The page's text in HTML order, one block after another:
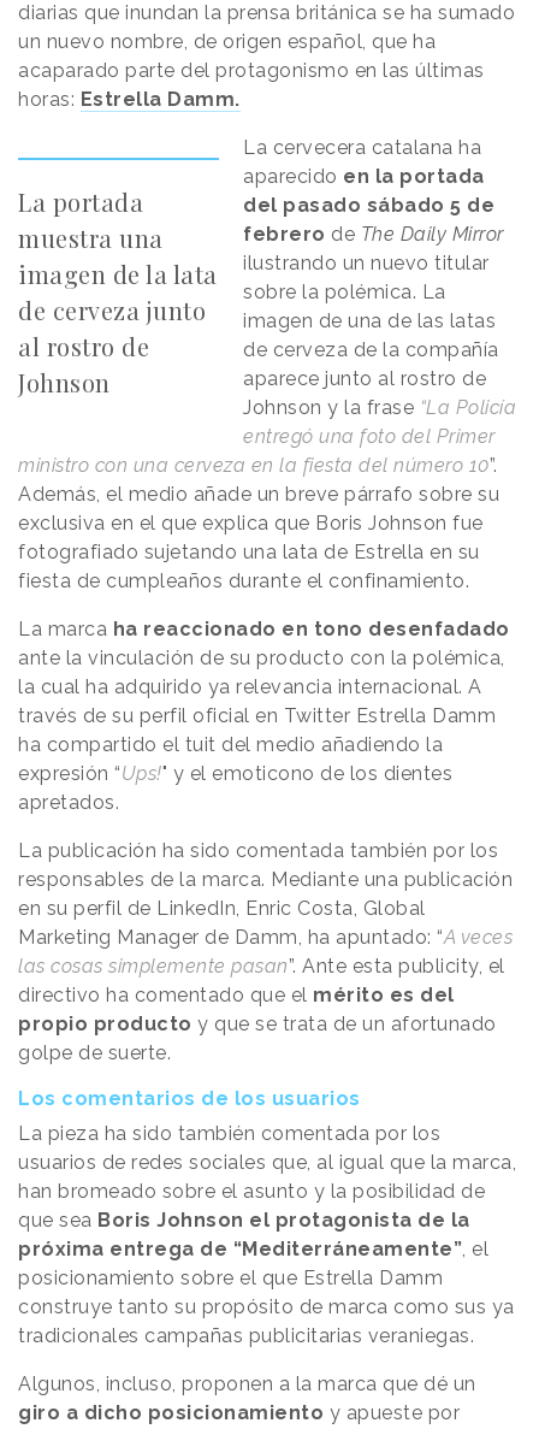
diarias que inundan la prensa británica se ha sumado
un nuevo nombre, de origen español, que ha
acaparado parte del protagonismo en las últimas
horas: Estrella Damm.
La portada
muestra una
imagen de la lata
de cerveza junto
al rostro de
Johnson
La cervecera catalana ha
aparecido en la portada
del pasado sábado 5 de
febrero de The Daily Mirror
ilustrando un nuevo titular
sobre la polémica. La
imagen de una de las latas
de cerveza de la compañía
aparece junto al rostro de
Johnson y la frase “La Policía
entregó una foto del Primer
ministro con una cerveza en la fiesta del número 10”.
Además, el medio añade un breve párrafo sobre su
exclusiva en el que explica que Boris Johnson fue
fotografiado sujetando una lata de Estrella en su
fiesta de cumpleaños durante el confinamiento.
La marca ha reaccionado en tono desenfadado
ante la vinculación de su producto con la polémica,
la cual ha adquirido ya relevancia internacional. A
través de su perfil oficial en Twitter Estrella Damm
ha compartido el tuit del medio añadiendo la
expresión “Ups!" y el emoticono de los dientes
apretados.
La publicación ha sido comentada también por los
responsables de la marca. Mediante una publicación
en su perfil de LinkedIn, Enric Costa, Global
Marketing Manager de Damm, ha apuntado: “A veces
las cosas simplemente pasan”. Ante esta publicity, el
directivo ha comentado que el mérito es del
propio producto y que se trata de un afortunado
golpe de suerte.
Los comentarios de los usuarios
La pieza ha sido también comentada por los
usuarios de redes sociales que, al igual que la marca,
han bromeado sobre el asunto y la posibilidad de
que sea Boris Johnson el protagonista de la
próxima entrega de “Mediterráneamente”, el
posicionamiento sobre el que Estrella Damm
construye tanto su propósito de marca como sus ya
tradicionales campañas publicitarias veraniegas.
Algunos, incluso, proponen a la marca que dé un
giro a dicho posicionamiento y apueste por